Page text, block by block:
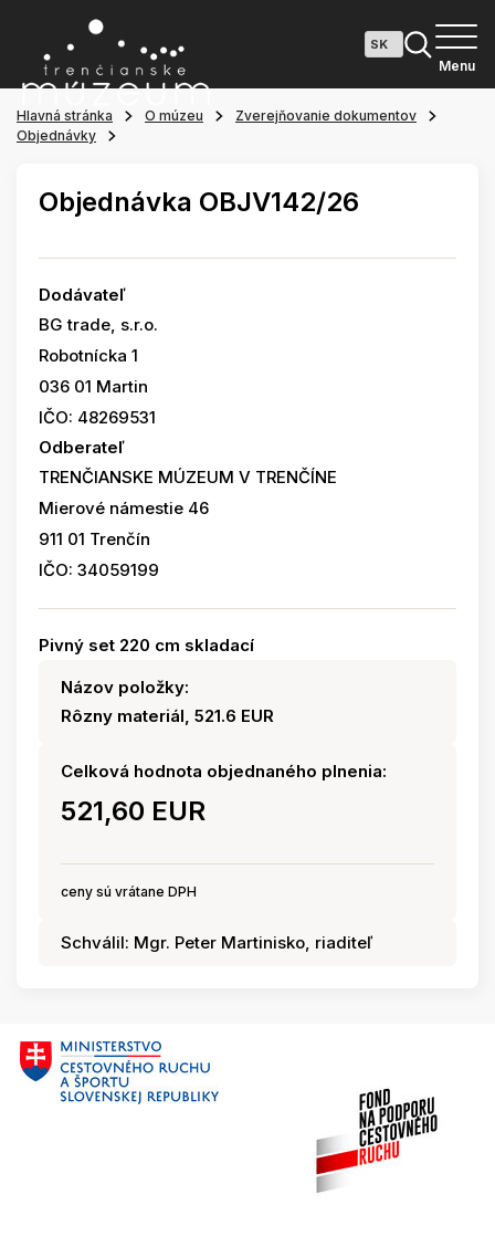
Menu
Hlavná stránka O múzeu
Zverejňovanie dokumentov
Objednávky
Objednávka OBJV142/26
Dodávateľ
BG trade, s.r.o.
Robotnícka 1
036 01 Martin
IČO: 48269531
Odberateľ
TRENČIANSKE MÚZEUM V TRENČÍNE
Mierové námestie 46
911 01 Trenčín
IČO: 34059199
Pivný set 220 cm skladací
Názov položky:
Rôzny materiál, 521.6 EUR
Celková hodnota objednaného plnenia:
521,60 EUR
ceny sú vrátane DPH
Schválil: Mgr. Peter Martinisko, riaditeľ